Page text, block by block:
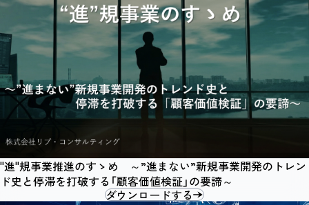
"進"規事業推進のすゝめ ～”進まない”新規事業開発のトレン
ド史と停滞を打破する「顧客価値検証」の要諦～
ダウンロードする